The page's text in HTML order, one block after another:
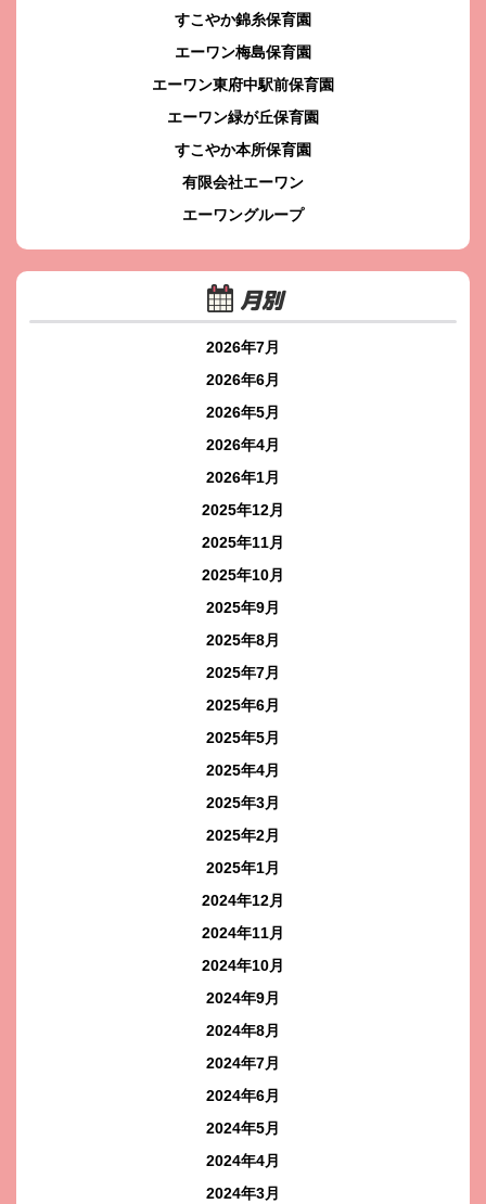
すこやか錦糸保育園
エーワン梅島保育園
エーワン東府中駅前保育園
エーワン緑が丘保育園
すこやか本所保育園
有限会社エーワン
エーワングループ
月別
2026年7月
2026年6月
2026年5月
2026年4月
2026年1月
2025年12月
2025年11月
2025年10月
2025年9月
2025年8月
2025年7月
2025年6月
2025年5月
2025年4月
2025年3月
2025年2月
2025年1月
2024年12月
2024年11月
2024年10月
2024年9月
2024年8月
2024年7月
2024年6月
2024年5月
2024年4月
2024年3月